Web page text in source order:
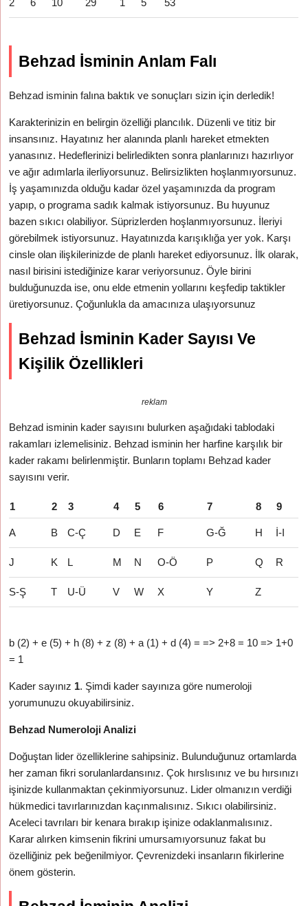
2 6 10 29 1 5 53
Behzad İsminin Anlam Falı
Behzad isminin falına baktık ve sonuçları sizin için derledik!
Karakterinizin en belirgin özelliği plancılık. Düzenli ve titiz bir
insansınız. Hayatınız her alanında planlı hareket etmekten
yanasınız. Hedeflerinizi belirledikten sonra planlarınızı hazırlıyor
ve ağır adımlarla ilerliyorsunuz. Belirsizlikten hoşlanmıyorsunuz.
İş yaşamınızda olduğu kadar özel yaşamınızda da program
yapıp, o programa sadık kalmak istiyorsunuz. Bu huyunuz
bazen sıkıcı olabiliyor. Süprizlerden hoşlanmıyorsunuz. İleriyi
görebilmek istiyorsunuz. Hayatınızda karışıklığa yer yok. Karşı
cinsle olan ilişkilerinizde de planlı hareket ediyorsunuz. İlk olarak,
nasıl birisini istediğinize karar veriyorsunuz. Öyle birini
bulduğunuzda ise, onu elde etmenin yollarını keşfedip taktikler
üretiyorsunuz. Çoğunlukla da amacınıza ulaşıyorsunuz
Behzad İsminin Kader Sayısı Ve
Kişilik Özellikleri
reklam
Behzad isminin kader sayısını bulurken aşağıdaki tablodaki
rakamları izlemelisiniz. Behzad isminin her harfine karşılık bir
kader rakamı belirlenmiştir. Bunların toplamı Behzad kader
sayısını verir.
1 2 3 4 5 6 7 8 9
A B C-Ç D E F G-Ğ H İ-I
J K L M N O-Ö P Q R
S-Ş T U-Ü V W X Y Z
b (2) + e (5) + h (8) + z (8) + a (1) + d (4) = => 2+8 = 10 => 1+0
= 1
Kader sayınız 1. Şimdi kader sayınıza göre numeroloji
yorumunuzu okuyabilirsiniz.
Behzad Numeroloji Analizi
Doğuştan lider özelliklerine sahipsiniz. Bulunduğunuz ortamlarda
her zaman fikri sorulanlardansınız. Çok hırslısınız ve bu hırsınızı
işinizde kullanmaktan çekinmiyorsunuz. Lider olmanızın verdiği
hükmedici tavırlarınızdan kaçınmalısınız. Sıkıcı olabilirsiniz.
Aceleci tavrıları bir kenara bırakıp işinize odaklanmalısınız.
Karar alırken kimsenin fikrini umursamıyorsunuz fakat bu
özelliğiniz pek beğenilmiyor. Çevrenizdeki insanların fikirlerine
önem gösterin.